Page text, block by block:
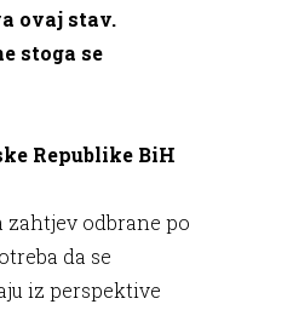
ovaj stav.
stoga se
Republike BiH
zahtjev odbrane po
da se
iz perspektive